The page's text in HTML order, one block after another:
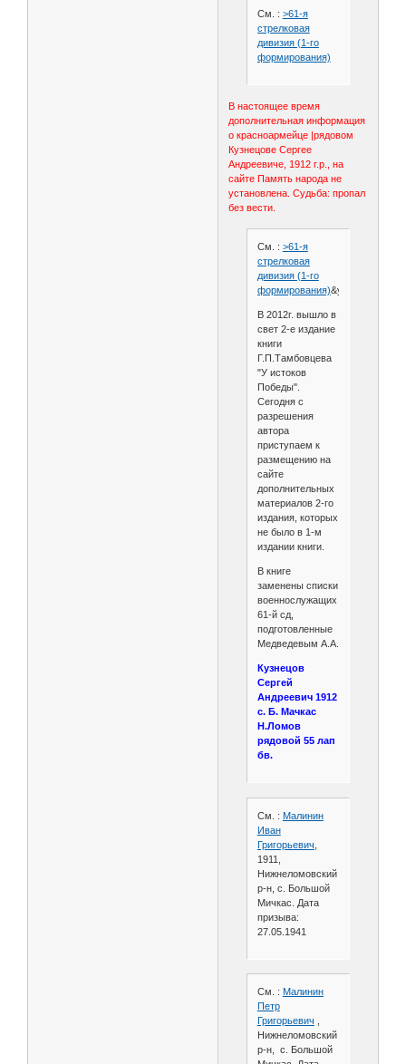
См. : >61-я
стрелковая
дивизия (1-го
формирования)
В настоящее время
дополнительная информация
о красноармейце |рядовом
Кузнецове Сергее
Андреевиче, 1912 г.р., на
сайте Память народа не
установлена. Судьба: пропал
без вести.
См. : >61-я
стрелковая
дивизия (1-го
формирования)
В 2012г. вышло в
свет 2-е издание
книги
Г.П.Тамбовцева
"У истоков
Победы".
Сегодня с
разрешения
автора
приступаем к
размещению на
сайте
дополнительных
материалов 2-го
издания, которых
не было в 1-м
издании книги.
В книге
заменены списки
военнослужащих
61-й сд,
подготовленные
Медведевым А.А.
Кузнецов
Сергей
Андреевич 1912
с. Б. Мачкас
Н.Ломов
рядовой 55 лап
бв.
См. : Малинин
Иван
Григорьевич
1911,
Нижнеломовский
р-н, с. Большой
Мичкас. Дата
призыва:
27.05.1941
См. : Малинин
Петр
Григорьевич
Нижнеломовский
р-н, с. Большой